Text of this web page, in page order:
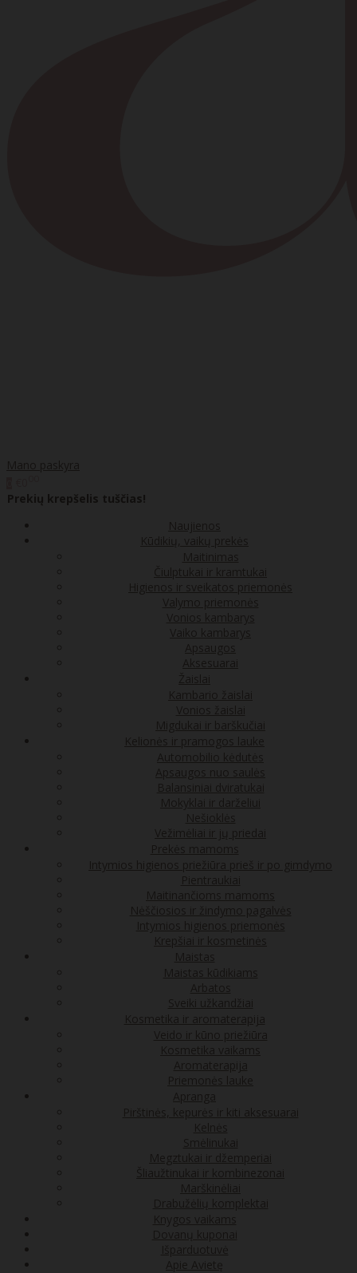
Mano paskyra
Prekių krepšelis tuščias!
Naujienos
Kūdikių, vaikų prekės
Maitinimas
Čiulptukai ir kramtukai
Higienos ir sveikatos priemonės
Valymo priemonės
Vonios kambarys
Vaiko kambarys
Apsaugos
Aksesuarai
Žaislai
Kambario žaislai
Vonios žaislai
Migdukai ir barškučiai
Kelionės ir pramogos lauke
Automobilio kėdutės
Apsaugos nuo saulės
Balansiniai dviratukai
Mokyklai ir darželiui
Nešioklės
Vežimėliai ir jų priedai
Prekės mamoms
Intymios higienos priežiūra prieš ir po gimdymo
Pientraukiai
Maitinančioms mamoms
Nėščiosios ir žindymo pagalvės
Intymios higienos priemonės
Krepšiai ir kosmetinės
Maistas
Maistas kūdikiams
Arbatos
Sveiki užkandžiai
Kosmetika ir aromaterapija
Veido ir kūno priežiūra
Kosmetika vaikams
Aromaterapija
Priemonės lauke
Apranga
Pirštinės, kepurės ir kiti aksesuarai
Kelnės
Smėlinukai
Megztukai ir džemperiai
Šliaužtinukai ir kombinezonai
Marškinėliai
Drabužėlių komplektai
Knygos vaikams
Dovanų kuponai
Išparduotuvė
Apie Avietę